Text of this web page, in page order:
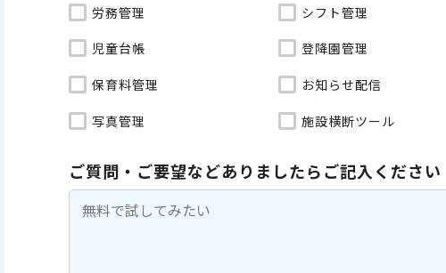
労務管理 シフト管理
児童台帳 登降園管理
保育料管理 お知らせ配信
写真管理 施設横断ツール
ご質問・ご要望などありましたらご記入ください